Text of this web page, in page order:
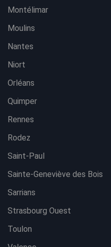
Montélimar
Moulins
Nantes
Niort
Orléans
Quimper
Rennes
Rodez
Saint-Paul
Sainte-Geneviève des Bois
Sarrians
Strasbourg Ouest
Toulon